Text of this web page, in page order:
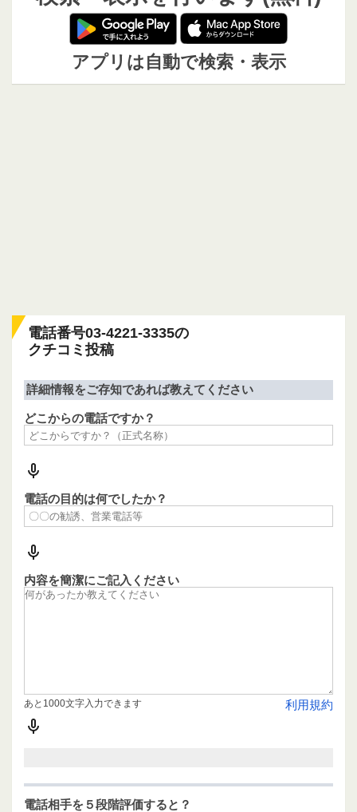
アプリは自動で検索・表示
電話番号03-4221-3335の
クチコミ投稿
詳細情報をご存知であれば教えてください
どこからの電話ですか？
電話の目的は何でしたか？
内容を簡潔にご記入ください
利用規約
あと1000文字入力できます
電話相手を５段階評価すると？